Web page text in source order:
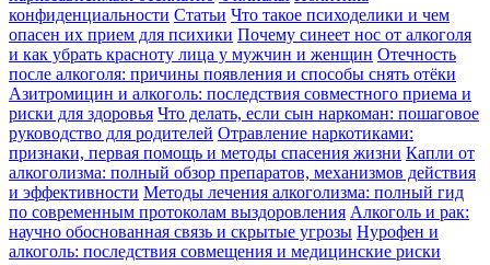
конфиденциальности Статьи Что такое психоделики и чем
опасен их прием для психики Почему синеет нос от алкоголя
и как убрать красноту лица у мужчин и женщин Отечность
после алкоголя: причины появления и способы снять отёки
Азитромицин и алкоголь: последствия совместного приема и
риски для здоровья Что делать, если сын наркоман: пошаговое
руководство для родителей Отравление наркотиками:
признаки, первая помощь и методы спасения жизни Капли от
алкоголизма: полный обзор препаратов, механизмов действия
и эффективности Методы лечения алкоголизма: полный гид
по современным протоколам выздоровления Алкоголь и рак:
научно обоснованная связь и скрытые угрозы Нурофен и
алкоголь: последствия совмещения и медицинские риски